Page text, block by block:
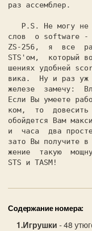
раз ассемблер.
P.S. Не могу не
слов  о software -
ZS-256,  я  все
STS'ом,  который
шениях удобней
вика.  Ну и раз уж
железе  замечу:
Если Вы умеете
ком,  то  довесить
обойдется Вам
и  часа  два
зато Вы получите в
STS и
Содержание номера:
Игрушки - 48